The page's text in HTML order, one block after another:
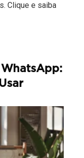
Clique e saiba